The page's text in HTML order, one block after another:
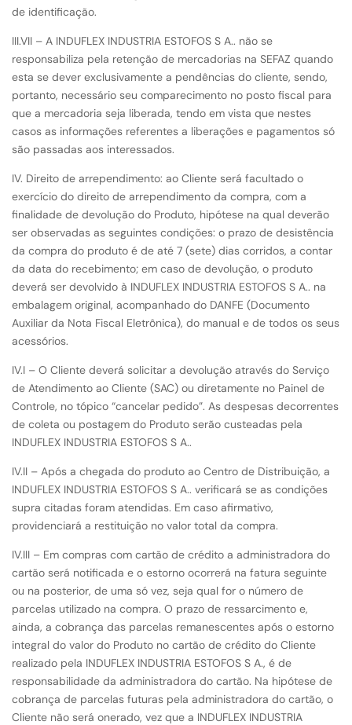
de identificação.
III.VII – A INDUFLEX INDUSTRIA ESTOFOS S A.. não se
responsabiliza pela retenção de mercadorias na SEFAZ quando
esta se dever exclusivamente a pendências do cliente, sendo,
portanto, necessário seu comparecimento no posto fiscal para
que a mercadoria seja liberada, tendo em vista que nestes
casos as informações referentes a liberações e pagamentos só
são passadas aos interessados.
IV. Direito de arrependimento: ao Cliente será facultado o
exercício do direito de arrependimento da compra, com a
finalidade de devolução do Produto, hipótese na qual deverão
ser observadas as seguintes condições: o prazo de desistência
da compra do produto é de até 7 (sete) dias corridos, a contar
da data do recebimento; em caso de devolução, o produto
deverá ser devolvido à INDUFLEX INDUSTRIA ESTOFOS S A.. na
embalagem original, acompanhado do DANFE (Documento
Auxiliar da Nota Fiscal Eletrônica), do manual e de todos os seus
acessórios.
IV.I – O Cliente deverá solicitar a devolução através do Serviço
de Atendimento ao Cliente (SAC) ou diretamente no Painel de
Controle, no tópico “cancelar pedido”. As despesas decorrentes
de coleta ou postagem do Produto serão custeadas pela
INDUFLEX INDUSTRIA ESTOFOS S A..
IV.II – Após a chegada do produto ao Centro de Distribuição, a
INDUFLEX INDUSTRIA ESTOFOS S A.. verificará se as condições
supra citadas foram atendidas. Em caso afirmativo,
providenciará a restituição no valor total da compra.
IV.III – Em compras com cartão de crédito a administradora do
cartão será notificada e o estorno ocorrerá na fatura seguinte
ou na posterior, de uma só vez, seja qual for o número de
parcelas utilizado na compra. O prazo de ressarcimento e,
ainda, a cobrança das parcelas remanescentes após o estorno
integral do valor do Produto no cartão de crédito do Cliente
realizado pela INDUFLEX INDUSTRIA ESTOFOS S A., é de
responsabilidade da administradora do cartão. Na hipótese de
cobrança de parcelas futuras pela administradora do cartão, o
Cliente não será onerado, vez que a INDUFLEX INDUSTRIA